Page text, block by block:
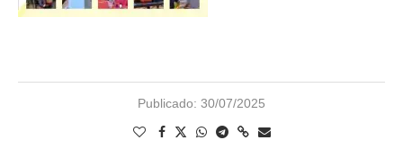
Publicado: 30/07/2025